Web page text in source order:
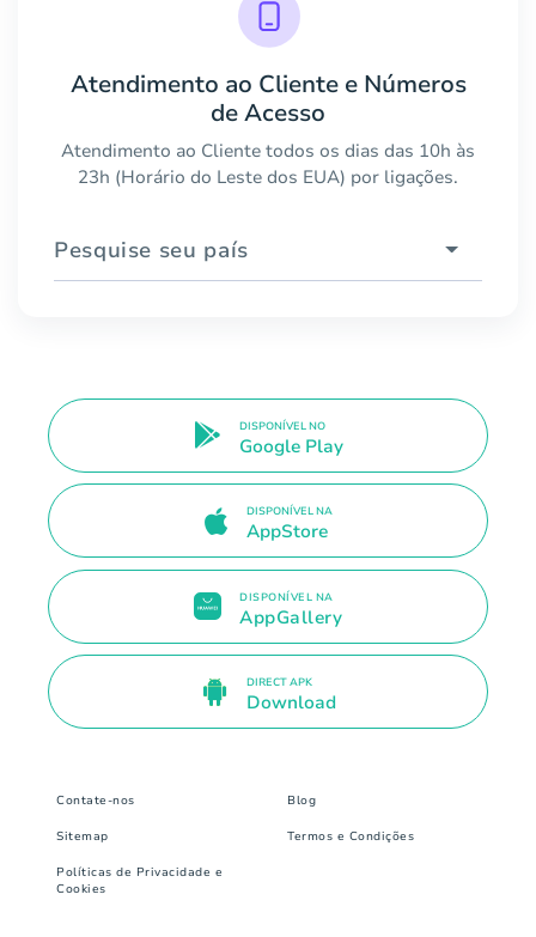
Atendimento ao Cliente e Números
de Acesso
Atendimento ao Cliente todos os dias das 10h às
23h (Horário do Leste dos EUA) por ligações.
Pesquise seu país
DISPONÍVEL NO
Google Play
DISPONÍVEL NA
AppStore
DISPONÍVEL NA
AppGallery
DIRECT APK
Download
Contate-nos Blog
Sitemap Termos e Condições
Políticas de Privacidade e
Cookies